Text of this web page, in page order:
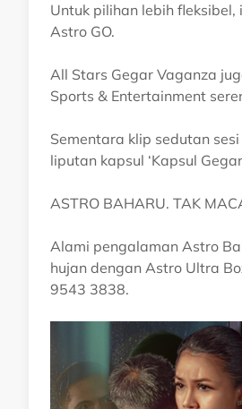
Untuk pilihan lebih
Astro GO.
All Stars Gegar Vaganza
Sports & Entertainment
Sementara klip sedutan
liputan kapsul ‘Kapsul
ASTRO BAHARU. TAK
Alami pengalaman Astro
hujan dengan Astro Ultra
9543 3838.